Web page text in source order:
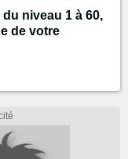
niveau 1 à 60,
de votre